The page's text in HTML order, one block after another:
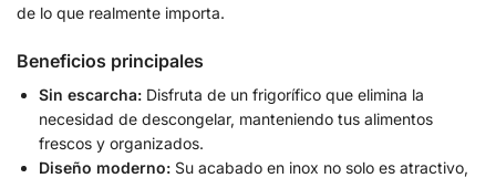
de lo que realmente importa.
Beneficios principales
Sin escarcha: Disfruta de un frigorífico que elimina la
necesidad de descongelar, manteniendo tus alimentos
frescos y organizados.
Diseño moderno: Su acabado en inox no solo es atractivo,